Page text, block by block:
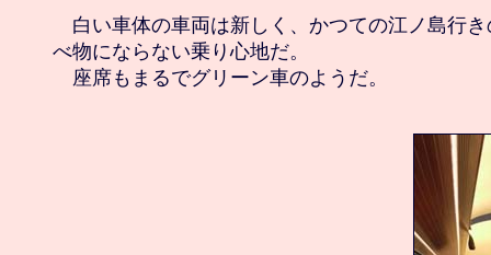
白い車体の車両は新しく、かつての江ノ島行
べ物にならない乗り心地だ。